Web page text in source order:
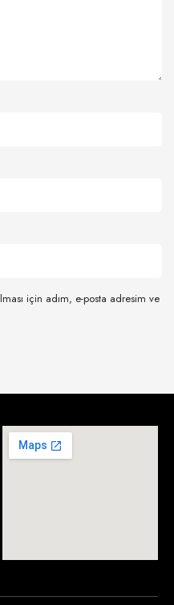
için adım, e-posta adresim ve